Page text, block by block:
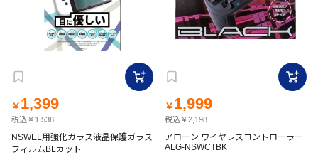
￥ 1,399
税込￥1,538
NSWEL用強化ガラス液晶保護ガラス
フィルムBLカット
￥ 1,999
税込￥2,198
アローン ワイヤレスコントローラー
ALG-NSWCTBK